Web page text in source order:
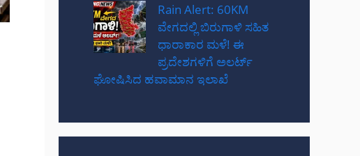
Rain Alert: 60KM
ವೇಗದಲ್ಲಿ ಬಿರುಗಾಳಿ ಸಹಿತ
ಧಾರಾಕಾರ ಮಳೆ! ಈ
ಪ್ರದೇಶಗಳಿಗೆ ಅಲರ್ಟ್
ಘೋಷಿಸಿದ ಹವಾಮಾನ ಇಲಾಖೆ